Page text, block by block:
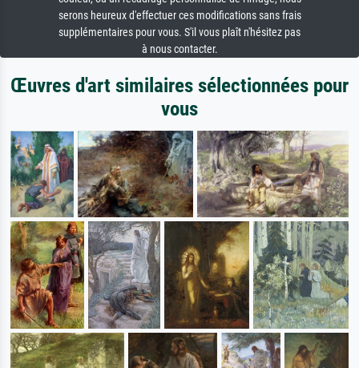
serons heureux d'effectuer ces modifications sans frais
supplémentaires pour vous. S'il vous plaît n'hésitez pas
à nous contacter.
Œuvres d'art similaires sélectionnées pour
vous